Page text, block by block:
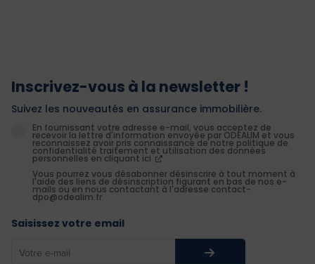
Inscrivez-vous à la newsletter !
Suivez les nouveautés en assurance immobilière.
En fournissant votre adresse e-mail, vous acceptez de
recevoir la lettre d'information envoyée par ODEALIM et vous
reconnaissez avoir pris connaissance de notre politique de
confidentialité traitement et utilisation des données
personnelles en cliquant ici
Vous pourrez vous désabonner désinscrire à tout moment à
l'aide des liens de désinscription figurant en bas de nos e-
mails ou en nous contactant à l'adresse contact-
dpo@odealim.fr
Saisissez votre email